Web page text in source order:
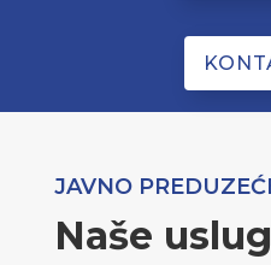
JAVNO
Naše